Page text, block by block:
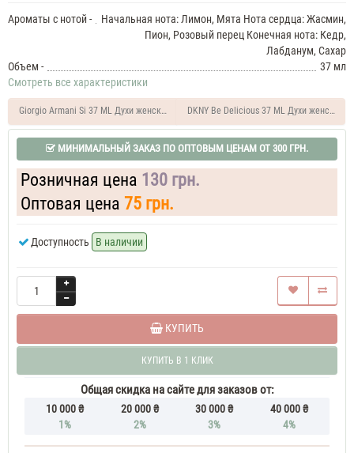
MLGiorgio
Di
Gioia
35
Духи
женскиеGiorgio
Armani
Acqua
Gioia
ML
женские
Giorgio
Armani
Духи
Ароматы с нотой -
Начальная нота: Лимон, Мята Нота сердца: Жасмин,
Пион, Розовый перец Конечная нота: Кедр,
Лабданум, Сахар
Объем -
37 мл
Смотреть все характеристики
Giorgio Armani Si 37 ML Духи женские DKNY Be Delicious 37 ML Духи женские
МИНИМАЛЬНЫЙ ЗАКАЗ ПО ОПТОВЫМ ЦЕНАМ ОТ 300 ГРН.
Розничная цена 130 грн.
Оптовая цена 75 грн.
Доступность В наличии
КУПИТЬ
КУПИТЬ В 1 КЛИК
Общая скидка на сайте для заказов от:
10 000 ₴
1%
20 000 ₴
2%
30 000 ₴
3%
40 000 ₴
4%